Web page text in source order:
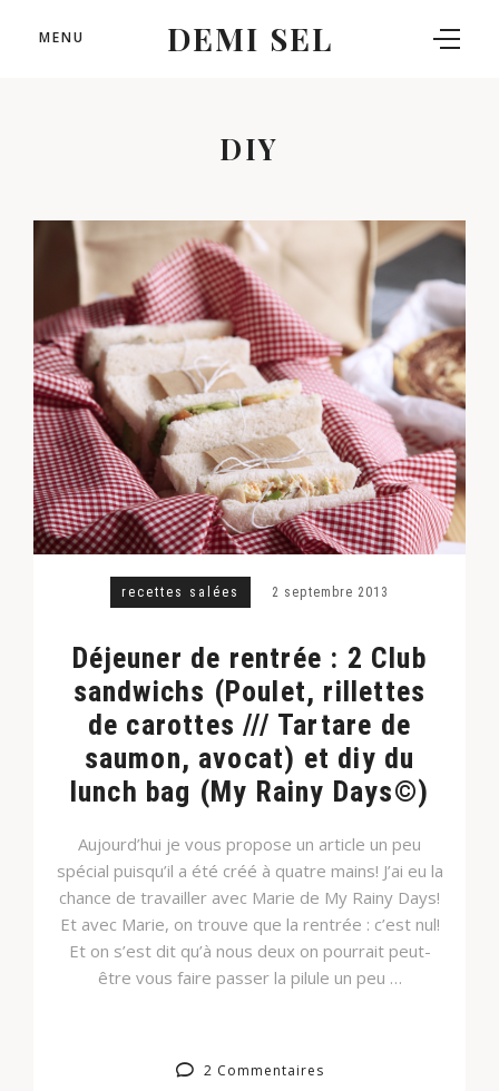
DEMI SEL
MENU
DIY
recettes salées 2 septembre 2013
Déjeuner de rentrée : 2 Club
sandwichs (Poulet, rillettes
de carottes /// Tartare de
saumon, avocat) et diy du
lunch bag (My Rainy Days©)
Aujourd’hui je vous propose un article un peu
spécial puisqu’il a été créé à quatre mains! J’ai eu la
chance de travailler avec Marie de My Rainy Days!
Et avec Marie, on trouve que la rentrée : c’est nul!
Et on s’est dit qu’à nous deux on pourrait peut-
être vous faire passer la pilule un peu …
2 Commentaires